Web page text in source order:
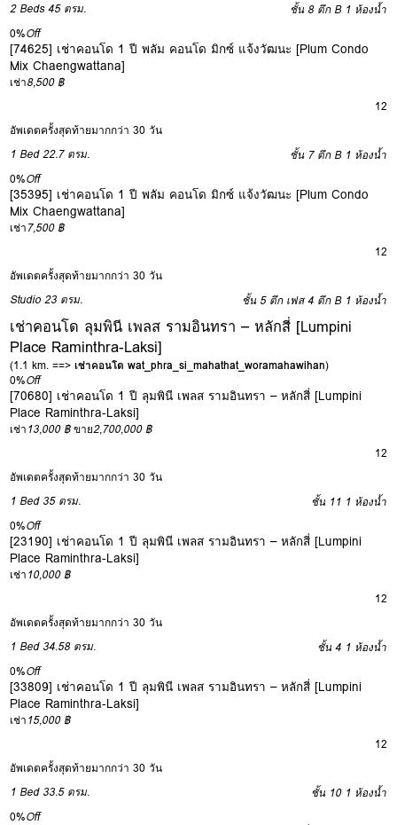
2 Beds 45 ตรม. ชั้น 8 ตึก B 1 ห้องน้ำ
0%Off
[74625] เช่าคอนโด 1 ปี พลัม คอนโด มิกซ์ แจ้งวัฒนะ [Plum Condo
Mix Chaengwattana]
เช่า8,500 ฿
12
อัพเดตครั้งสุดท้ายมากกว่า 30 วัน
1 Bed 22.7 ตรม. ชั้น 7 ตึก B 1 ห้องน้ำ
0%Off
[35395] เช่าคอนโด 1 ปี พลัม คอนโด มิกซ์ แจ้งวัฒนะ [Plum Condo
Mix Chaengwattana]
เช่า7,500 ฿
12
อัพเดตครั้งสุดท้ายมากกว่า 30 วัน
Studio 23 ตรม. ชั้น 5 ตึก เฟส 4 ตึก B 1 ห้องน้ำ
เช่าคอนโด ลุมพินี เพลส รามอินทรา – หลักสี่ [Lumpini
Place Raminthra-Laksi]
(1.1 km. ==>เช่าคอนโด wat_phra_si_mahathat_woramahawihan)
0%Off
[70680] เช่าคอนโด 1 ปี ลุมพินี เพลส รามอินทรา – หลักสี่ [Lumpini
Place Raminthra-Laksi]
เช่า13,000 ฿ ขาย2,700,000 ฿
12
อัพเดตครั้งสุดท้ายมากกว่า 30 วัน
1 Bed 35 ตรม. ชั้น 11 1 ห้องน้ำ
0%Off
[23190] เช่าคอนโด 1 ปี ลุมพินี เพลส รามอินทรา – หลักสี่ [Lumpini
Place Raminthra-Laksi]
เช่า10,000 ฿
12
อัพเดตครั้งสุดท้ายมากกว่า 30 วัน
1 Bed 34.58 ตรม. ชั้น 4 1 ห้องน้ำ
0%Off
[33809] เช่าคอนโด 1 ปี ลุมพินี เพลส รามอินทรา – หลักสี่ [Lumpini
Place Raminthra-Laksi]
เช่า15,000 ฿
12
อัพเดตครั้งสุดท้ายมากกว่า 30 วัน
1 Bed 33.5 ตรม. ชั้น 10 1 ห้องน้ำ
0%Off